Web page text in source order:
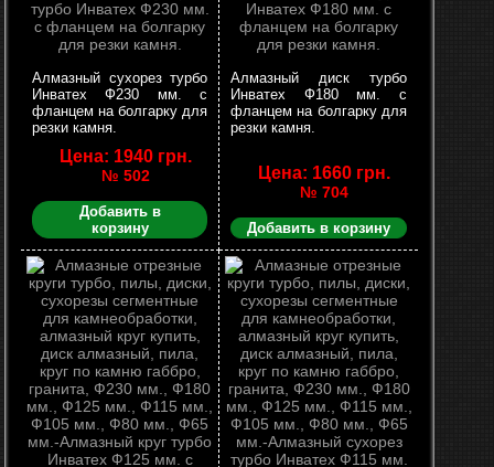
Алмазный сухорез турбо
Инватех Ф230 мм. с
фланцем на болгарку для
резки камня.
Цена: 1940 грн.
№ 502
Добавить в
корзину
Алмазный диск турбо
Инватех Ф180 мм. с
фланцем на болгарку для
резки камня.
Цена: 1660 грн.
№ 704
Добавить в корзину